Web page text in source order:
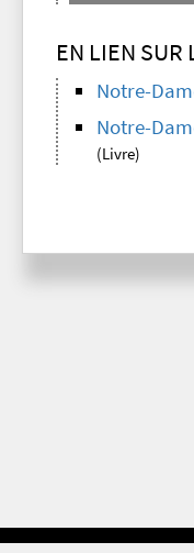
EN LIEN SUR
Notre-
Notre-
(Livre)